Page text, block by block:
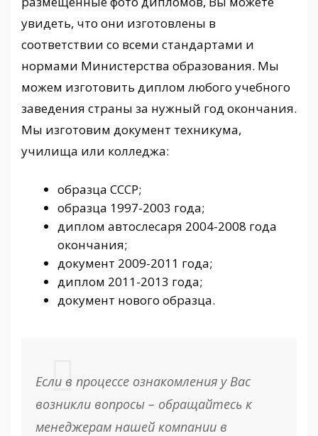
увидеть, что они изготовлены в
соответствии со всеми стандартами и
нормами Министерства образования. Мы
можем изготовить диплом любого учебного
заведения страны за нужный год окончания.
Мы изготовим документ техникума,
училища или колледжа:
образца СССР;
образца 1997-2003 года;
диплом автослесаря 2004-2008 года
окончания;
документ 2009-2011 года;
диплом 2011-2013 года;
документ нового образца.
Если в процессе ознакомления у Вас
возникли вопросы – обращайтесь к
менеджерам нашей компании в